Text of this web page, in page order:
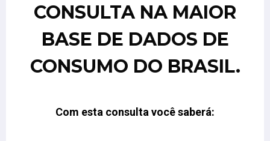
CONSULTA NA MAIOR
BASE DE DADOS DE
CONSUMO DO BRASIL.
Com esta consulta você saberá: